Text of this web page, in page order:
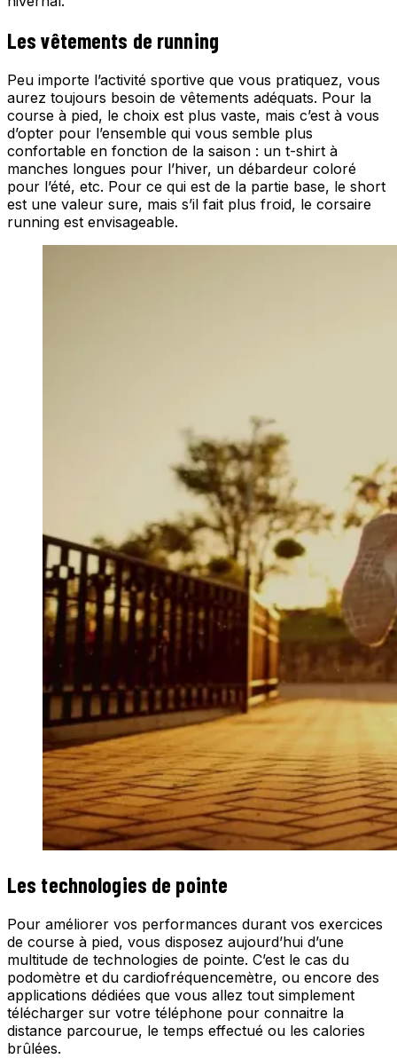
Les vêtements de running
Peu importe l’activité sportive que vous pratiquez, vous
aurez toujours besoin de vêtements adéquats. Pour la
course à pied, le choix est plus vaste, mais c’est à vous
d’opter pour l’ensemble qui vous semble plus
confortable en fonction de la saison : un t-shirt à
manches longues pour l’hiver, un débardeur coloré
pour l’été, etc. Pour ce qui est de la partie base, le short
est une valeur sure, mais s’il fait plus froid, le corsaire
running est envisageable.
Les technologies de pointe
Pour améliorer vos performances durant vos exercices
de course à pied, vous disposez aujourd’hui d’une
multitude de technologies de pointe. C’est le cas du
podomètre et du cardiofréquencemètre, ou encore des
applications dédiées que vous allez tout simplement
télécharger sur votre téléphone pour connaitre la
distance parcourue, le temps effectué ou les calories
brûlées.